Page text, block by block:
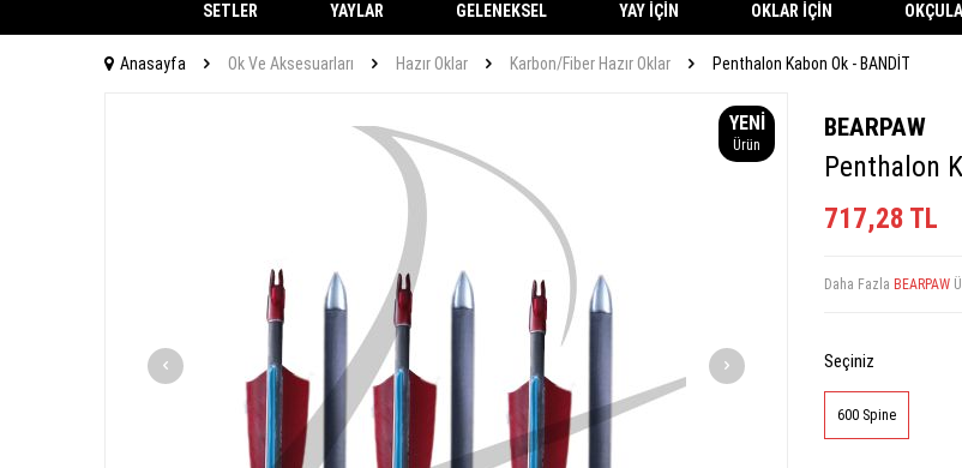
SETLER YAYLAR GELENEKSEL YAY İÇIN OKLAR İÇIN
Anasayfa Ok Ve Aksesuarları Hazır Oklar Karbon/Fiber Hazır Oklar Penthalon Kabon Ok - BANDİT
YENI
Ürün
BEARPAW
Penthalon
717,28 TL
Daha Fazla BEARPAW
Seçiniz
600 Spine